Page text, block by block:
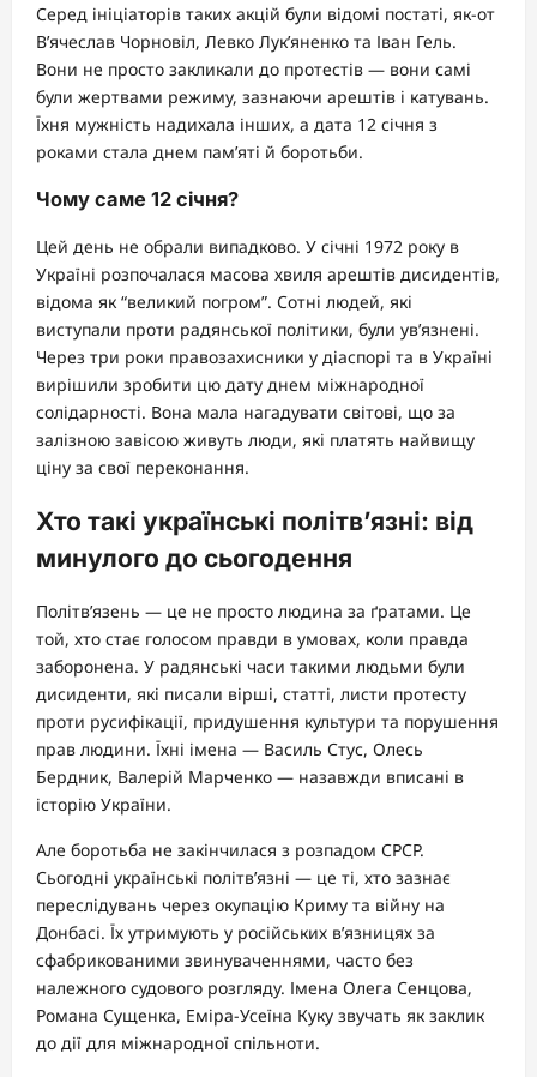
Серед ініціаторів таких акцій були відомі постаті, як-от
В’ячеслав Чорновіл, Левко Лук’яненко та Іван Гель.
Вони не просто закликали до протестів — вони самі
були жертвами режиму, зазнаючи арештів і катувань.
Їхня мужність надихала інших, а дата 12 січня з
роками стала днем пам’яті й боротьби.
Чому саме 12 січня?
Цей день не обрали випадково. У січні 1972 року в
Україні розпочалася масова хвиля арештів дисидентів,
відома як “великий погром”. Сотні людей, які
виступали проти радянської політики, були ув’язнені.
Через три роки правозахисники у діаспорі та в Україні
вирішили зробити цю дату днем міжнародної
солідарності. Вона мала нагадувати світові, що за
залізною завісою живуть люди, які платять найвищу
ціну за свої переконання.
Хто такі українські політв’язні: від
минулого до сьогодення
Політв’язень — це не просто людина за ґратами. Це
той, хто стає голосом правди в умовах, коли правда
заборонена. У радянські часи такими людьми були
дисиденти, які писали вірші, статті, листи протесту
проти русифікації, придушення культури та порушення
прав людини. Їхні імена — Василь Стус, Олесь
Бердник, Валерій Марченко — назавжди вписані в
історію України.
Але боротьба не закінчилася з розпадом СРСР.
Сьогодні українські політв’язні — це ті, хто зазнає
переслідувань через окупацію Криму та війну на
Донбасі. Їх утримують у російських в’язницях за
сфабрикованими звинуваченнями, часто без
належного судового розгляду. Імена Олега Сенцова,
Романа Сущенка, Еміра-Усеїна Куку звучать як заклик
до дії для міжнародної спільноти.